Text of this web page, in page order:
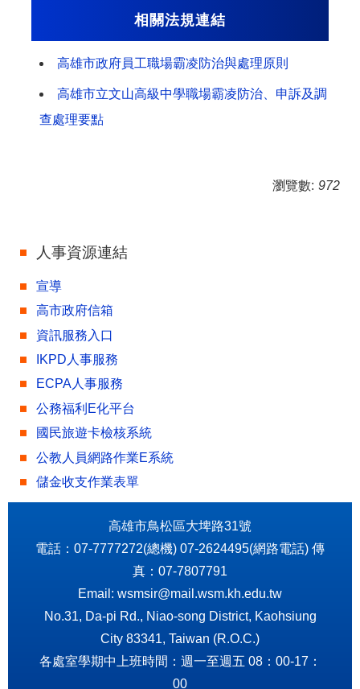
相關法規連結
高雄市政府員工職場霸凌防治與處理原則
高雄市立文山高級中學職場霸凌防治、申訴及調
查處理要點
瀏覽數: 972
人事資源連結
宣導
高市政府信箱
資訊服務入口
IKPD人事服務
ECPA人事服務
公務福利E化平台
國民旅遊卡檢核系統
公教人員網路作業E系統
儲金收支作業表單
高雄市鳥松區大埤路31號
電話：07-7777272(總機) 07-2624495(網路電話) 傳
真：07-7807791
Email: wsmsir@mail.wsm.kh.edu.tw
No.31, Da-pi Rd., Niao-song District, Kaohsiung
City 83341, Taiwan (R.O.C.)
各處室學期中上班時間：週一至週五 08：00-17：
00